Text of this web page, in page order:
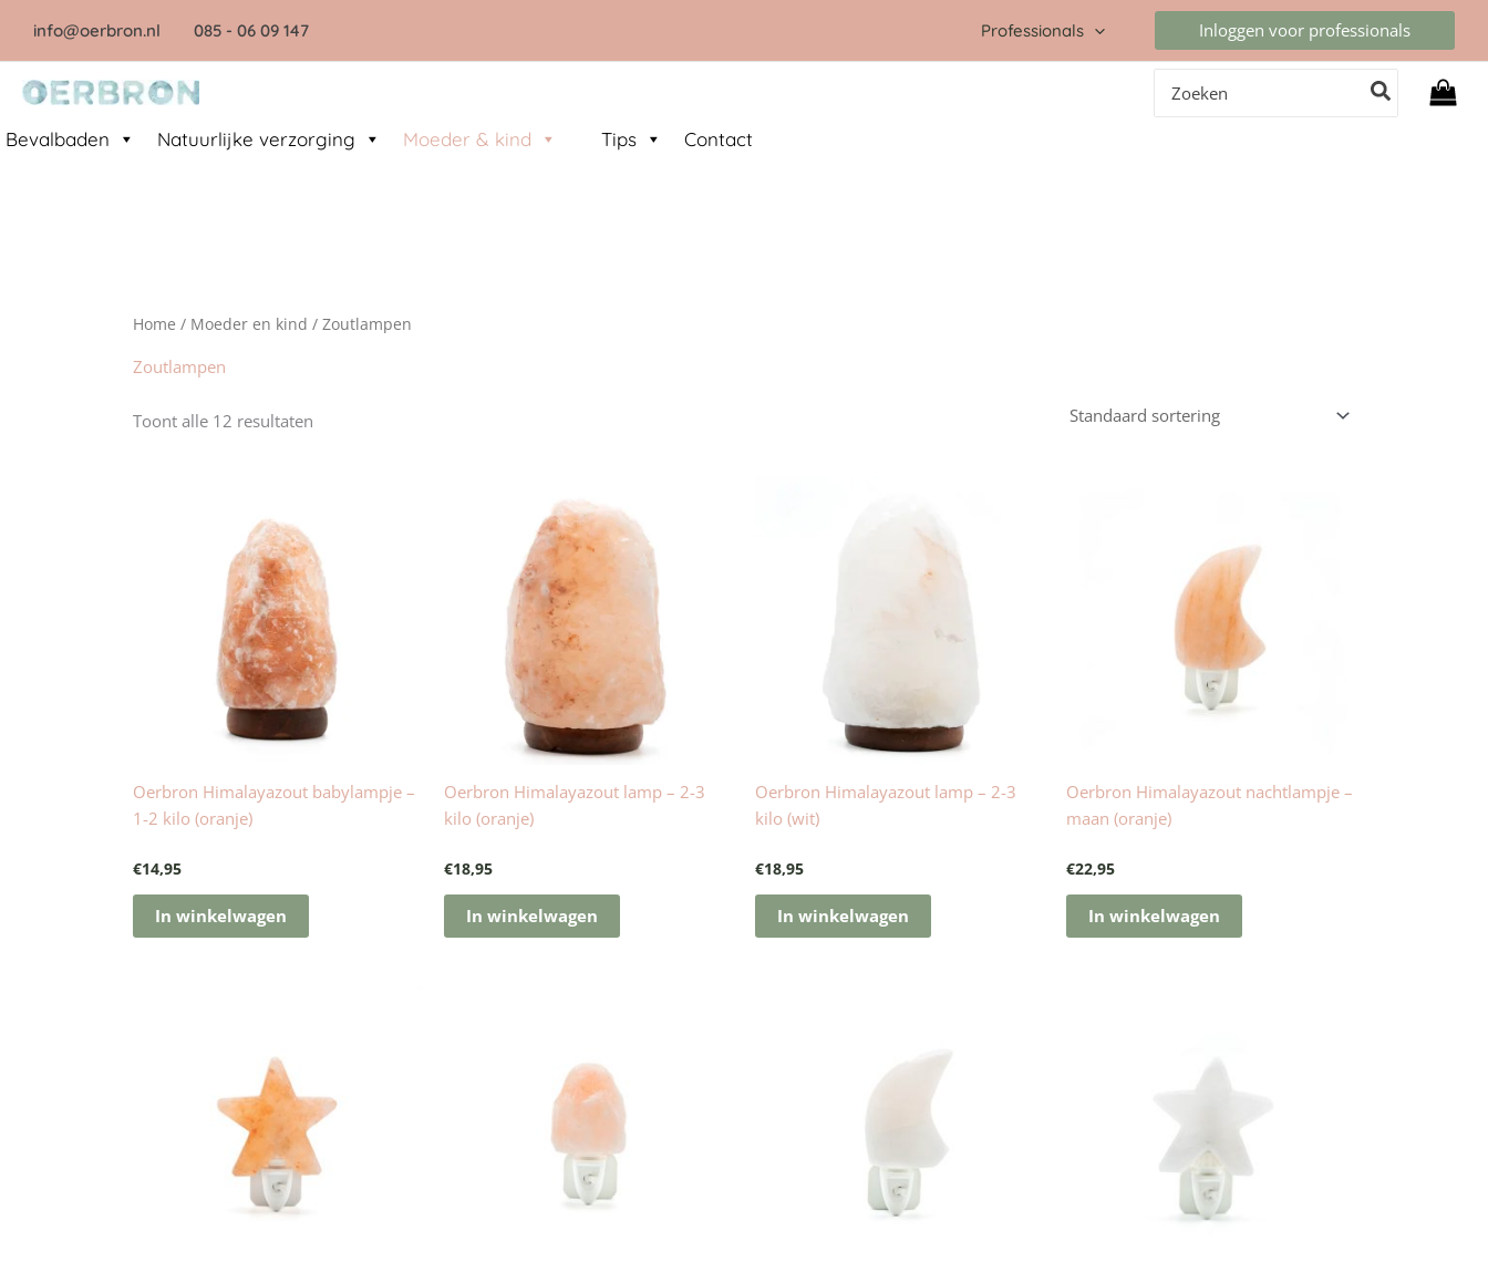
de
inhoud
info@oerbron.nl 085 - 06 09 147 Professionals Inloggen voor professionals
naar:
Bevalbaden Natuurlijke verzorging Moeder & kind Tips Contact
Home / Moeder en kind / Zoutlampen
Zoutlampen
Toont alle 12 resultaten
Oerbron Himalayazout babylampje –
1-2 kilo (oranje)
€14,95
In winkelwagen
Oerbron Himalayazout lamp – 2-3
kilo (oranje)
€18,95
In winkelwagen
Oerbron Himalayazout lamp – 2-3
kilo (wit)
€18,95
In winkelwagen
Oerbron Himalayazout nachtlampje –
maan (oranje)
€22,95
In winkelwagen